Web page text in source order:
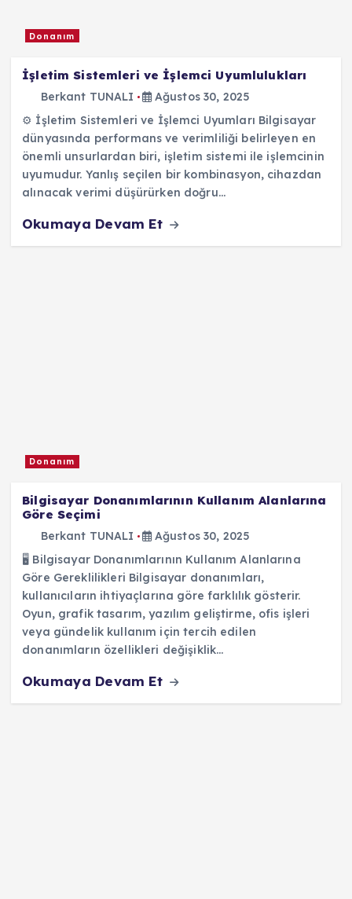
Donanım
İşletim Sistemleri ve İşlemci Uyumlulukları
Berkant TUNALI
Ağustos 30, 2025
⚙️ İşletim Sistemleri ve İşlemci Uyumları Bilgisayar
dünyasında performans ve verimliliği belirleyen en
önemli unsurlardan biri, işletim sistemi ile işlemcinin
uyumudur. Yanlış seçilen bir kombinasyon, cihazdan
alınacak verimi düşürürken doğru…
Okumaya Devam Et
Donanım
Bilgisayar Donanımlarının Kullanım Alanlarına
Göre Seçimi
Berkant TUNALI
Ağustos 30, 2025
🖥️ Bilgisayar Donanımlarının Kullanım Alanlarına
Göre Gereklilikleri Bilgisayar donanımları,
kullanıcıların ihtiyaçlarına göre farklılık gösterir.
Oyun, grafik tasarım, yazılım geliştirme, ofis işleri
veya gündelik kullanım için tercih edilen
donanımların özellikleri değişiklik…
Okumaya Devam Et